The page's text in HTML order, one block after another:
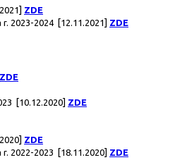
ZDE
2023-2024 [12.11.2021] ZDE
ZDE
[10.12.2020] ZDE
ZDE
2022-2023
[18.11.2020] ZDE